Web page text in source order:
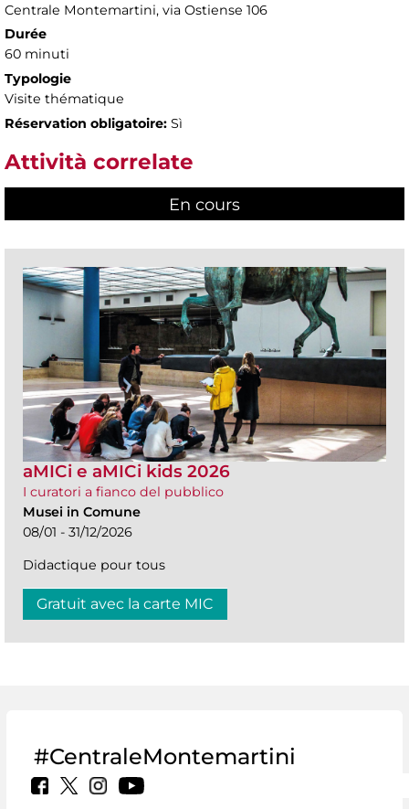
Centrale Montemartini, via Ostiense 106
Durée
60 minuti
Typologie
Visite thématique
Réservation obligatoire: Sì
Attività correlate
En cours
aMICi e aMICi kids 2026
I curatori a fianco del pubblico
Musei in Comune
08/01 - 31/12/2026
Didactique pour tous
Gratuit avec la carte MIC
#CentraleMontemartini